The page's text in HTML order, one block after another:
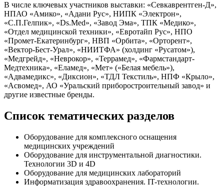
В числе ключевых участников выставки: «Севкаврентген-Д»,
НПАО «Амико», «Адани Рус», НИПК «Электрон»,
«С.П.Гелпик», «Ds.Med», «Завод Эма», ТПК «Медико»,
«Отдел медицинской техники», «Евротайп Рус», НПО
«Промет-Екатеринбург», НВП «Орбита», «Орторент»,
«Вектор-Бест-Урал», «НИИТФА» (холдинг «Русатом»),
«Медгрейд», «Неврокор», «Террамед», «Фармстандарт-
Медтехника», «Еламед», «Мет» («Белая мебель»),
«Адвамедикс», «Диксион», «ТДЛ Текстиль», НПФ «Крыло»,
«Асвомед», АО «Уральский приборостроительный завод» и
другие известные бренды.
Cписок тематических разделов
Оборудование для комплексного оснащения
медицинских учреждений
Оборудование для инструментальной диагностики.
Технологии 3D и 4D
Оборудование для медицинских лабораторий
Информатизация здравоохранения. IT-технологии.